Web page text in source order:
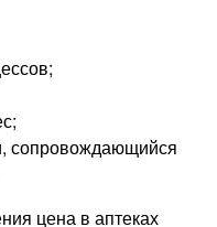
сопровождающийся